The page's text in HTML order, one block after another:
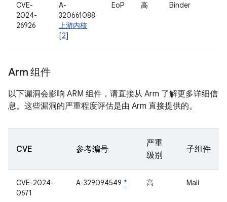
CVE-
2024-
26926
A-
320661088
上游内核
[2]
EoP 高 Binder
Arm 组件
以下漏洞会影响 ARM 组件，请直接从 Arm 了解更多详细信
息。这些漏洞的严重程度评估是由 Arm 直接提供的。
CVE 参考编号
严重
级别
子组件
CVE-2024-
0671
A-329094549 * 高 Mali